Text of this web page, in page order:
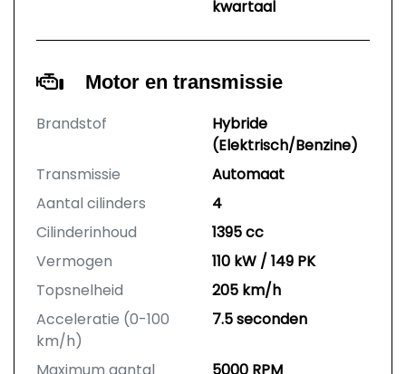
kwartaal
Motor en transmissie
Brandstof
Hybride
(Elektrisch/Benzine)
Transmissie
Automaat
Aantal cilinders
4
Cilinderinhoud
1395 cc
Vermogen
110 kW / 149 PK
Topsnelheid
205 km/h
Acceleratie (0-100
km/h)
7.5 seconden